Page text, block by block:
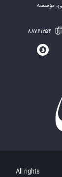
موسسه
All rights